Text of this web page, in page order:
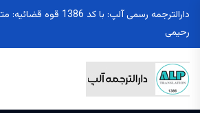
دارالترجمه رسمی آلپ: با
رحیمی